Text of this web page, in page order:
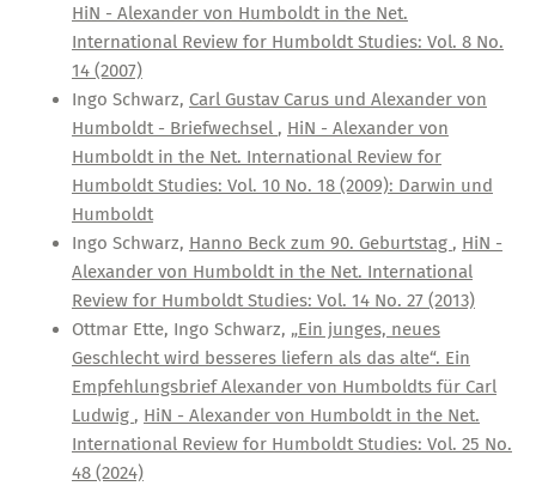
HiN - Alexander von Humboldt in the Net.
International Review for Humboldt Studies: Vol. 8 No.
14 (2007)
Ingo Schwarz, Carl Gustav Carus und Alexander von
Humboldt - Briefwechsel , HiN - Alexander von
Humboldt in the Net. International Review for
Humboldt Studies: Vol. 10 No. 18 (2009): Darwin und
Humboldt
Ingo Schwarz, Hanno Beck zum 90. Geburtstag , HiN -
Alexander von Humboldt in the Net. International
Review for Humboldt Studies: Vol. 14 No. 27 (2013)
Ottmar Ette, Ingo Schwarz, „Ein junges, neues
Geschlecht wird besseres liefern als das alte“. Ein
Empfehlungsbrief Alexander von Humboldts für Carl
Ludwig , HiN - Alexander von Humboldt in the Net.
International Review for Humboldt Studies: Vol. 25 No.
48 (2024)